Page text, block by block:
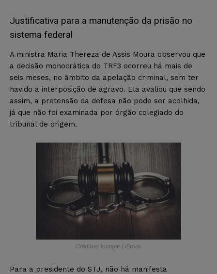
Justificativa para a manutenção da prisão no
sistema federal
A ministra Maria Thereza de Assis Moura observou que
a decisão monocrática do TRF3 ocorreu há mais de
seis meses, no âmbito da apelação criminal, sem ter
havido a interposição de agravo. Ela avaliou que sendo
assim, a pretensão da defesa não pode ser acolhida,
já que não foi examinada por órgão colegiado do
tribunal de origem.
Créditos: loongar | iStock
Para a presidente do STJ, não há manifesta